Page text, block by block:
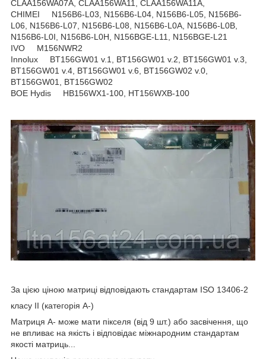
CLAA156WA07A, CLAA156WA11, CLAA156WA11A,
CHIMEI N156B6-L03, N156B6-L04, N156B6-L05, N156B6-
L06, N156B6-L07, N156B6-L08, N156B6-L0A, N156B6-L0B,
N156B6-L0I, N156B6-L0H, N156BGE-L11, N156BGE-L21
IVO M156NWR2
Innolux BT156GW01 v.1, BT156GW01 v.2, BT156GW01 v.3,
BT156GW01 v.4, BT156GW01 v.6, BT156GW02 v.0,
BT156GW01, BT156GW02
BOE Hydis HB156WX1-100, HT156WXB-100
За цією ціною матриці відповідають стандартам ISO 13406-2
класу II (категорія А-)
Матриця А- може мати пікселя (від 9 шт.) або засвічення, що
не впливає на якість і відповідає міжнародним стандартам
якості матриць...